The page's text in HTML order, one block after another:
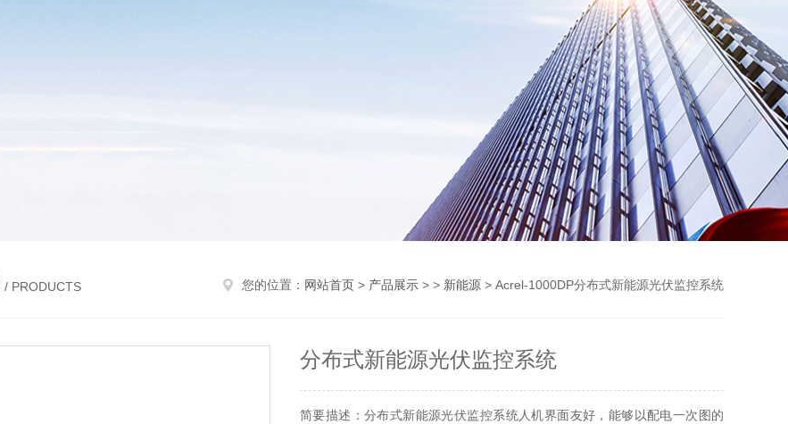
/ PRODUCTS 您的位置： 网站首页 > 产品展示 > > 新能源 > Acrel-1000DP分布式新能源光伏监控系统
分布式新能源光伏监控系统
简要描述：分布式新能源光伏监控系统人机界面友好，能够以配电一次图的